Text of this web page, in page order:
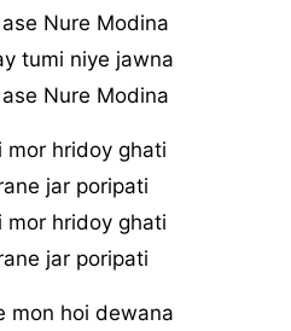
Nure Modina
tumi niye jawna
Nure Modina
mor hridoy ghati
jar poripati
mor hridoy ghati
jar poripati
mon hoi dewana